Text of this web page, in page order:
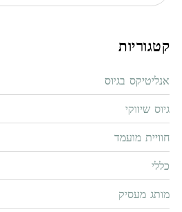
קטגוריות
אנליטיקס בגיוס
גיוס שיווקי
חוויית מועמד
כללי
מותג מעסיק